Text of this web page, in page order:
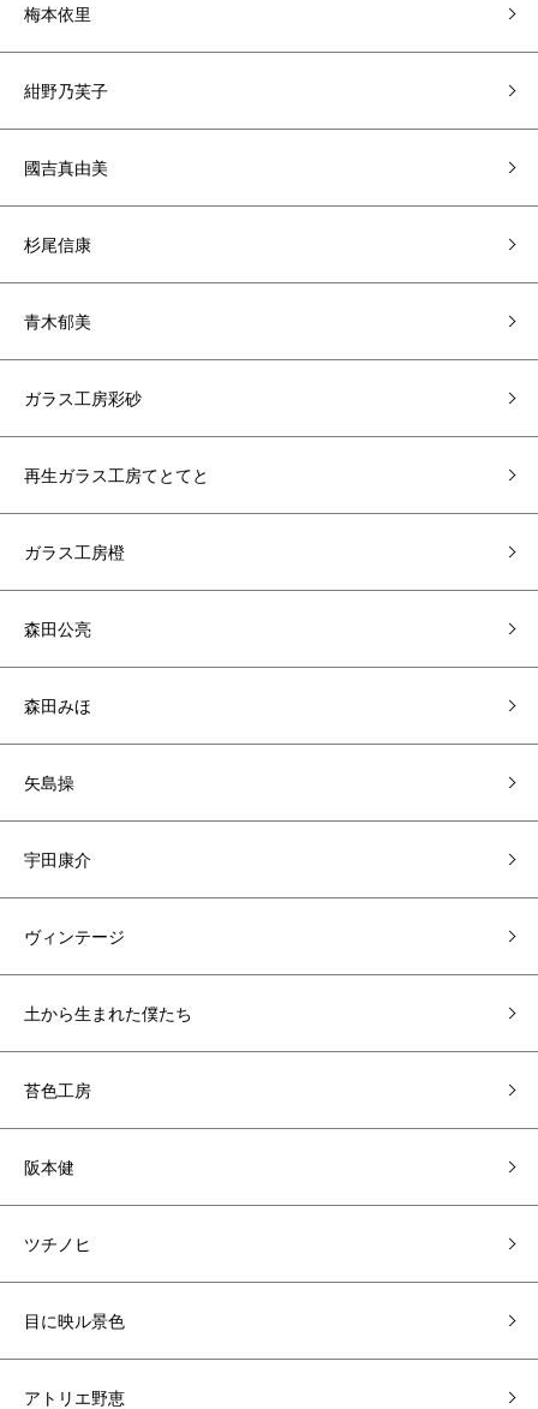
梅本依里
紺野乃芙子
國吉真由美
杉尾信康
青木郁美
ガラス工房彩砂
再生ガラス工房てとてと
ガラス工房橙
森田公亮
森田みほ
矢島操
宇田康介
ヴィンテージ
土から生まれた僕たち
苔色工房
阪本健
ツチノヒ
目に映ル景色
アトリエ野恵